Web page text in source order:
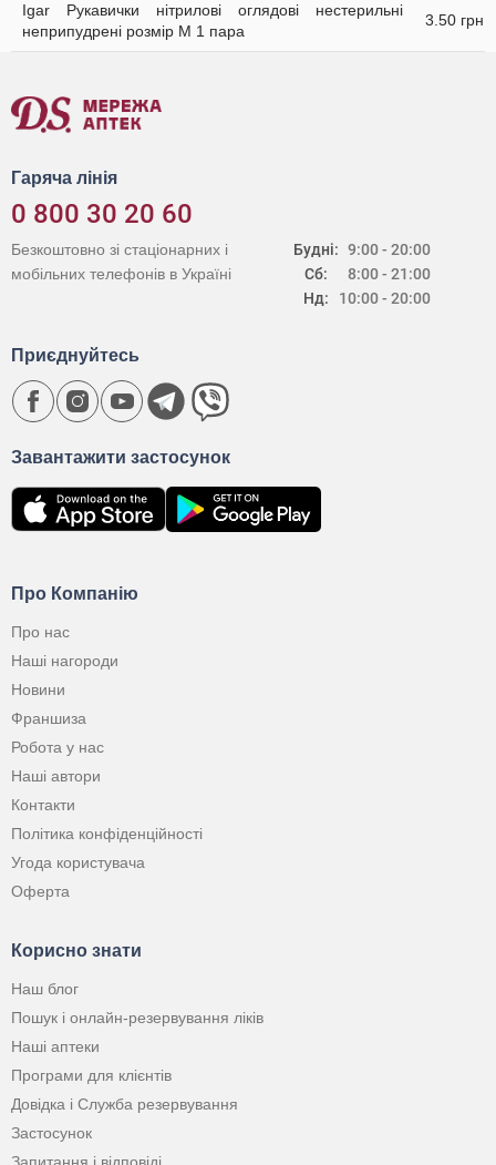
Igar Рукавички нітрилові оглядові нестерильні
неприпудрені розмір M 1 пара
3.50 грн
Гаряча лінія
0 800 30 20 60
Будні:
Сб:
Нд:
9:00 - 20:00
8:00 - 21:00
10:00 - 20:00
Безкоштовно зі стаціонарних і
мобільних телефонів в Україні
Про Компанію
Про нас
Наші нагороди
Новини
Франшиза
Робота у нас
Наші автори
Контакти
Політика конфіденційності
Угода користувача
Оферта
Корисно знати
Наш блог
Пошук і онлайн-резервування ліків
Наші аптеки
Програми для клієнтів
Довідка і Служба резервування
Застосунок
Завантажити застосунок
Приєднуйтесь